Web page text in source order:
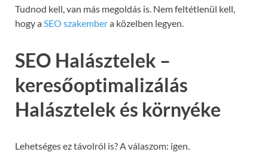
Tudnod kell, van más megoldás is. Nem feltétlenül kell,
hogy aSEO szakembera közelben legyen.
SEO Halásztelek –
keresőoptimalizálás
Halásztelek és környéke
Lehetséges ez távolról is? A válaszom: igen.